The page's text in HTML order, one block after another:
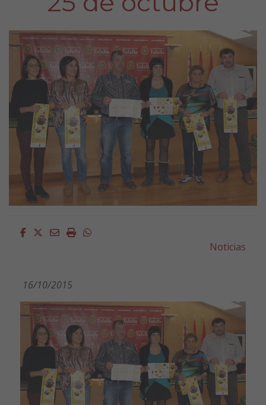
Facebook
Twitter
EmailImprimirWhatsapp
Noticias
16/10/2015